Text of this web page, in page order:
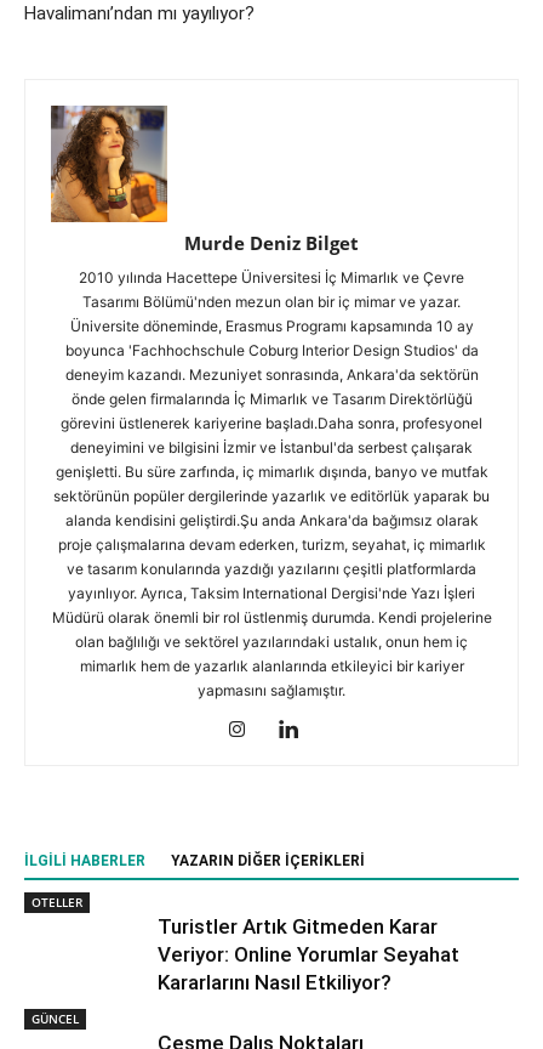
Havalimanı’ndan mı yayılıyor?
Murde Deniz Bilget
2010 yılında Hacettepe Üniversitesi İç Mimarlık ve Çevre
Tasarımı Bölümü'nden mezun olan bir iç mimar ve yazar.
Üniversite döneminde, Erasmus Programı kapsamında 10 ay
boyunca 'Fachhochschule Coburg Interior Design Studios' da
deneyim kazandı. Mezuniyet sonrasında, Ankara'da sektörün
önde gelen firmalarında İç Mimarlık ve Tasarım Direktörlüğü
görevini üstlenerek kariyerine başladı.Daha sonra, profesyonel
deneyimini ve bilgisini İzmir ve İstanbul'da serbest çalışarak
genişletti. Bu süre zarfında, iç mimarlık dışında, banyo ve mutfak
sektörünün popüler dergilerinde yazarlık ve editörlük yaparak bu
alanda kendisini geliştirdi.Şu anda Ankara'da bağımsız olarak
proje çalışmalarına devam ederken, turizm, seyahat, iç mimarlık
ve tasarım konularında yazdığı yazılarını çeşitli platformlarda
yayınlıyor. Ayrıca, Taksim International Dergisi'nde Yazı İşleri
Müdürü olarak önemli bir rol üstlenmiş durumda. Kendi projelerine
olan bağlılığı ve sektörel yazılarındaki ustalık, onun hem iç
mimarlık hem de yazarlık alanlarında etkileyici bir kariyer
yapmasını sağlamıştır.
İLGILI HABERLER YAZARIN DIĞER İÇERIKLERI
OTELLER
Turistler Artık Gitmeden Karar
Veriyor: Online Yorumlar Seyahat
Kararlarını Nasıl Etkiliyor?
GÜNCEL
Çeşme Dalış Noktaları